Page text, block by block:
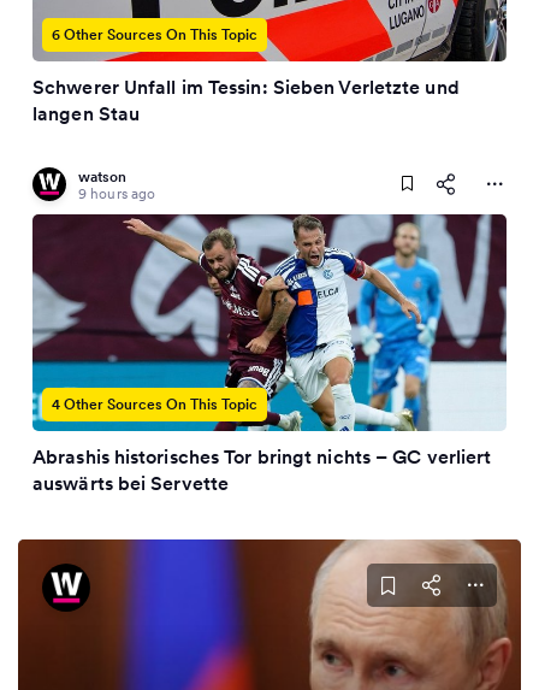
6 Other Sources On This Topic
Schwerer Unfall im Tessin: Sieben Verletzte und
langen Stau
watson
9 hours ago
4 Other Sources On This Topic
Abrashis historisches Tor bringt nichts – GC verliert
auswärts bei Servette